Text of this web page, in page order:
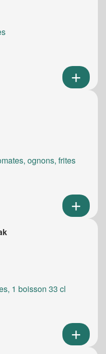
ognons, frites
1 boisson 33 cl